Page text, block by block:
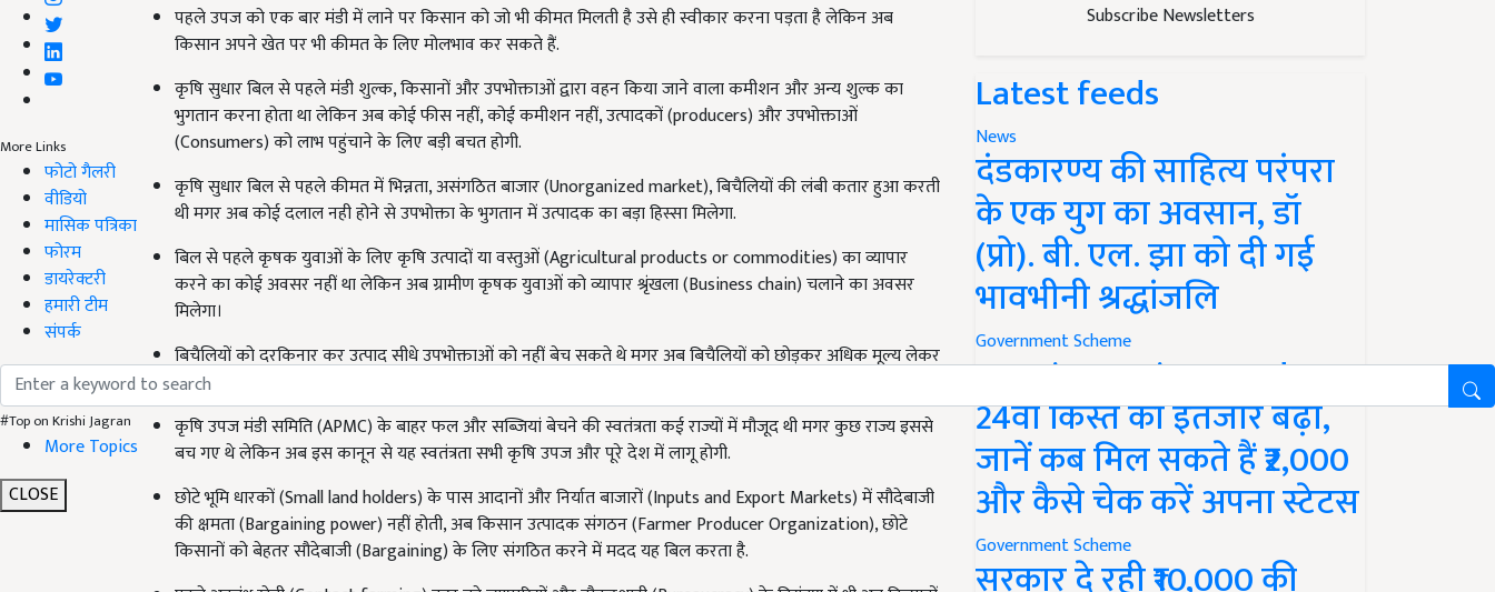
More Links
फोटो गैलरी
वीडियो
मासिक पत्रिका
फोरम
डायरेक्टरी
हमारी टीम
संपर्क
#Top on Krishi Jagran
More Topics
CLOSE
पहले उपज को एक बार मंडी में लाने पर किसान को जो भी कीमत मिलती है उसे ही स्वीकार करना पड़ता है लेकिन अब
किसान अपने खेत पर भी कीमत के लिए मोलभाव कर सकते हैं.
कृषि सुधार बिल से पहले मंडी शुल्क, किसानों और उपभोक्ताओं द्वारा वहन किया जाने वाला कमीशन और अन्य शुल्क का
भुगतान करना होता था लेकिन अब कोई फीस नहीं, कोई कमीशन नहीं, उत्पादकों (producers) और उपभोक्ताओं
(Consumers) को लाभ पहुंचाने के लिए बड़ी बचत होगी.
कृषि सुधार बिल से पहले कीमत में भिन्नता, असंगठित बाजार (Unorganized market), बिचैलियों की लंबी कतार हुआ करती
थी मगर अब कोई दलाल नही होने से उपभोक्ता के भुगतान में उत्पादक का बड़ा हिस्सा मिलेगा.
बिल से पहले कृषक युवाओं के लिए कृषि उत्पादों या वस्तुओं (Agricultural products or commodities) का व्यापार
करने का कोई अवसर नहीं था लेकिन अब ग्रामीण कृषक युवाओं को व्यापार श्रृंखला (Business chain) चलाने का अवसर
मिलेगा।
बिचैलियों को दरकिनार कर उत्पाद सीधे उपभोक्ताओं को नहीं बेच सकते थे मगर अब बिचैलियों को छोड़कर अधिक मूल्य लेकर
के किसी को भी उत्पाद सीधे बेच सकते हैं.
कृषि उपज मंडी समिति (APMC) के बाहर फल और सब्जियां बेचने की स्वतंत्रता कई राज्यों में मौजूद थी मगर कुछ राज्य इससे
बच गए थे लेकिन अब इस कानून से यह स्वतंत्रता सभी कृषि उपज और पूरे देश में लागू होगी.
छोटे भूमि धारकों (Small land holders) के पास आदानों और निर्यात बाजारों (Inputs and Export Markets) में सौदेबाजी
की क्षमता (Bargaining power) नहीं होती, अब किसान उत्पादक संगठन (Farmer Producer Organization), छोटे
किसानों को बेहतर सौदेबाजी (Bargaining) के लिए संगठित करने में मदद यह बिल करता है.
Subscribe Newsletters
Latest feeds
News
दंडकारण्य की साहित्य परंपरा
के एक युग का अवसान, डॉ
(प्रो). बी. एल. झा को दी गई
भावभीनी श्रद्धांजलि
Government Scheme
PM Kisan Yojana Update:
24वीं किस्त का इंतजार बढ़ा,
जानें कब मिल सकते हैं ₹2,000
और कैसे चेक करें अपना स्टेटस
Government Scheme